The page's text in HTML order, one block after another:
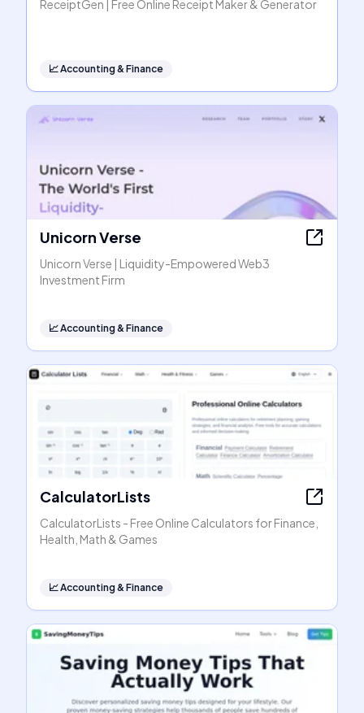
ReceiptGen | Free Online Receipt Maker & Generator
📈Accounting & Finance
Unicorn Verse
Unicorn Verse | Liquidity-Empowered Web3
Investment Firm
📈Accounting & Finance
CalculatorLists
CalculatorLists - Free Online Calculators for Finance,
Health, Math & Games
📈Accounting & Finance